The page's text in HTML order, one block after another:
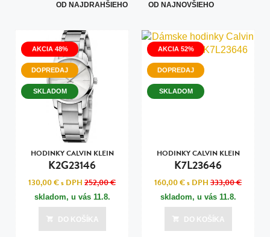
OD NAJDRAHŠIEHO OD NAJNOVŠIEHO
AKCIA 48%
DOPREDAJ
SKLADOM
HODINKY CALVIN KLEIN
K2G23146
130,00 €s DPH 252,00 €
skladom, u vás 11.8.
DO KOŠÍKA
AKCIA 52%
DOPREDAJ
SKLADOM
HODINKY CALVIN KLEIN
K7L23646
160,00 €s DPH 333,00 €
skladom, u vás 11.8.
DO KOŠÍKA